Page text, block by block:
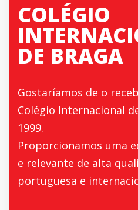
COLÉGIO
DE BRAGA
Gostaríamos de o
Colégio Internacional
1999.
Proporcionamos uma
e relevante de alta
portuguesa e